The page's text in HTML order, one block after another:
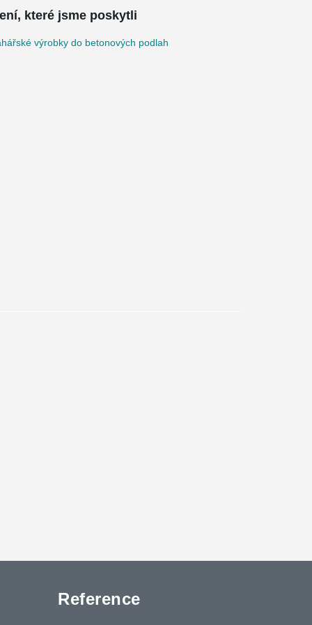
které jsme poskytli
výrobky do betonových podlah
Reference